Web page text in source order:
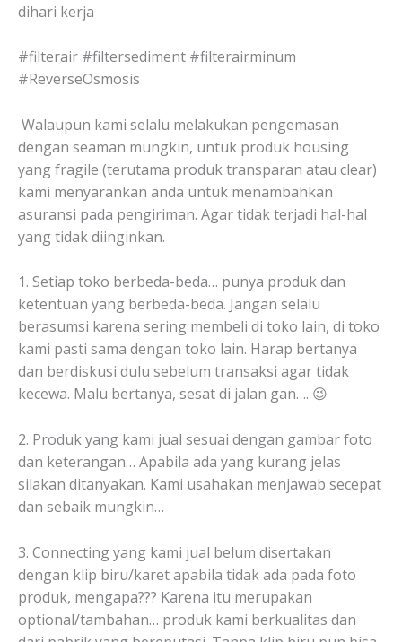
dihari kerja
#filterair #filtersediment #filterairminum
#ReverseOsmosis
Walaupun kami selalu melakukan pengemasan
dengan seaman mungkin, untuk produk housing
yang fragile (terutama produk transparan atau clear)
kami menyarankan anda untuk menambahkan
asuransi pada pengiriman. Agar tidak terjadi hal-hal
yang tidak diinginkan.
1. Setiap toko berbeda-beda… punya produk dan
ketentuan yang berbeda-beda. Jangan selalu
berasumsi karena sering membeli di toko lain, di toko
kami pasti sama dengan toko lain. Harap bertanya
dan berdiskusi dulu sebelum transaksi agar tidak
kecewa. Malu bertanya, sesat di jalan gan…. 😉
2. Produk yang kami jual sesuai dengan gambar foto
dan keterangan… Apabila ada yang kurang jelas
silakan ditanyakan. Kami usahakan menjawab secepat
dan sebaik mungkin…
3. Connecting yang kami jual belum disertakan
dengan klip biru/karet apabila tidak ada pada foto
produk, mengapa??? Karena itu merupakan
optional/tambahan… produk kami berkualitas dan